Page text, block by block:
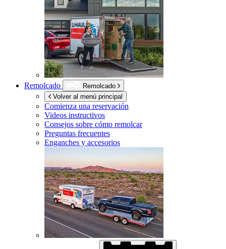
Remolcado
Remolcado
Volver al menú principal
Comienza una reservación
Videos instructivos
Consejos sobre cómo remolcar
Preguntas frecuentes
Enganches y accesorios